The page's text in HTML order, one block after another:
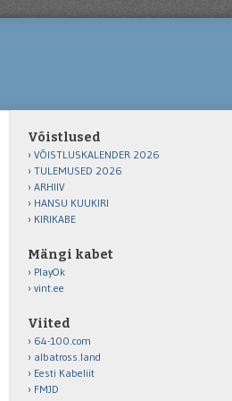
Võistlused
VÕISTLUSKALENDER 2026
TULEMUSED 2026
ARHIIV
HANSU KUUKIRI
KIRIKABE
Mängi kabet
PlayOk
vint.ee
Viited
64-100.com
albatross.land
Eesti Kabeliit
FMJD